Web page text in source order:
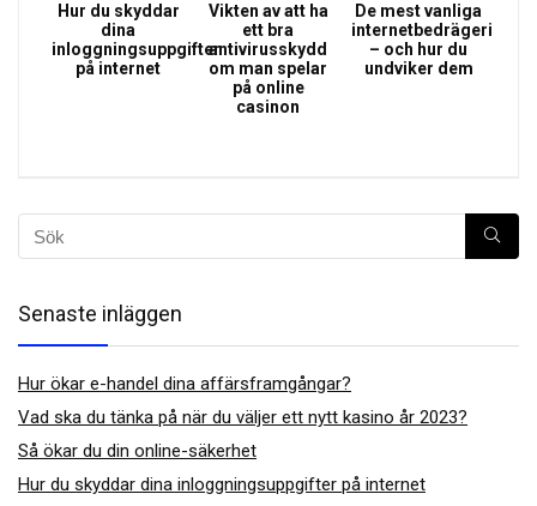
Hur du skyddar
dina
inloggningsuppgifter
på internet
Vikten av att ha
ett bra
antivirusskydd
om man spelar
på online
casinon
De mest vanliga
internetbedrägerierna
– och hur du
undviker dem
Senaste inläggen
Hur ökar e-handel dina affärsframgångar?
Vad ska du tänka på när du väljer ett nytt kasino år 2023?
Så ökar du din online-säkerhet
Hur du skyddar dina inloggningsuppgifter på internet